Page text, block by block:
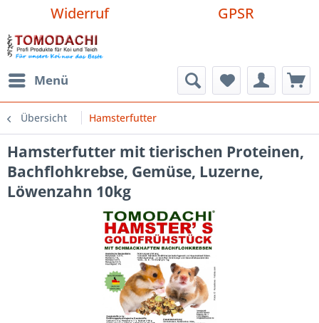
Widerruf GPSR
Menü
Übersicht Hamsterfutter
Hamsterfutter mit tierischen Proteinen,
Bachflohkrebse, Gemüse, Luzerne,
Löwenzahn 10kg